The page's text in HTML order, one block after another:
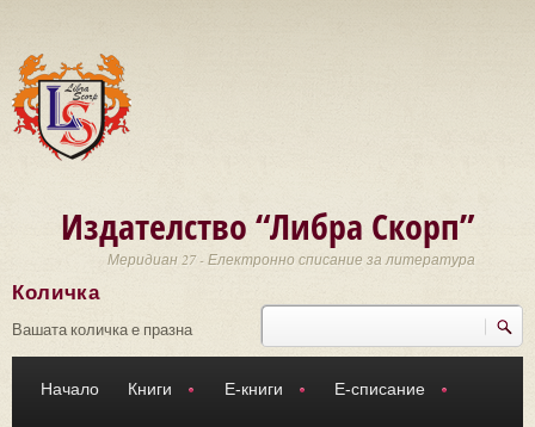
Издателство “Либра Скорп”
Меридиан 27 - Електронно списание за литература
Търси
Количка
Вашата количка е празна
Начало Книги Е-книги Е-списание